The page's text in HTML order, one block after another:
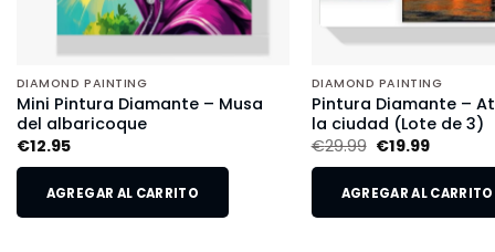
DIAMOND PAINTING
Mini Pintura Diamante – Musa
del albaricoque
€12.95
AGREGAR AL CARRITO
DIAMOND PAINTING
Pintura Diamante –
la ciudad (Lote de 3)
€29.99 €19.99
AGREGAR AL CARRITO